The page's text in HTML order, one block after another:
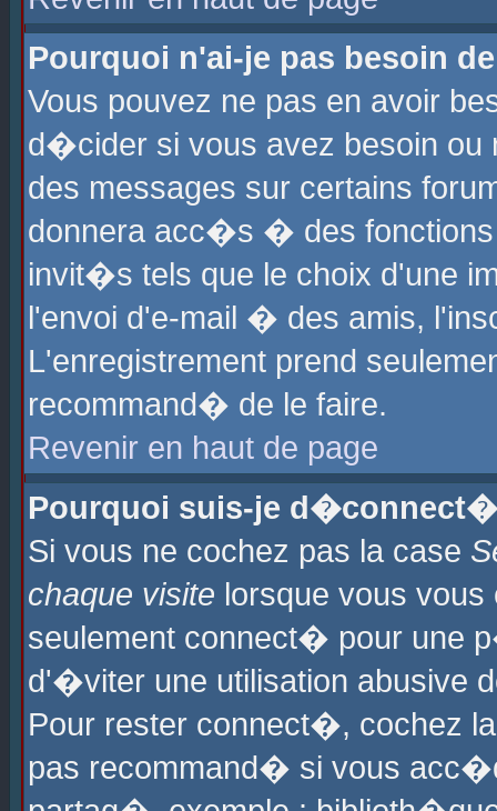
Pourquoi n'ai-je pas besoin
Vous pouvez ne pas en avoir
d�cider si vous avez besoin ou
des messages sur certains
donnera acc�s � des fonctions
invit�s tels que le choix d'une
l'envoi d'e-mail � des amis,
L'enregistrement prend
recommand� de le faire.
Revenir en haut de page
Pourquoi suis-je
Si vous ne cochez pas la case
chaque visite lorsque vous
seulement connect� pour une
d'�viter une utilisation abusive
Pour rester connect�, cochez
pas recommand� si vous